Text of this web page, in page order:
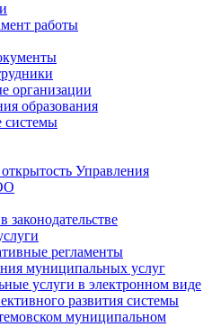
работы
организации
образования
Управления
регламенты
муниципальных услуг
услуги в электронном виде
развития системы
муниципальном